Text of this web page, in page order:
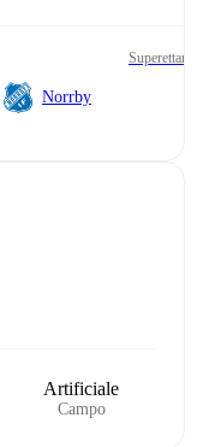
Superettan
Norrby
Artificiale
Campo